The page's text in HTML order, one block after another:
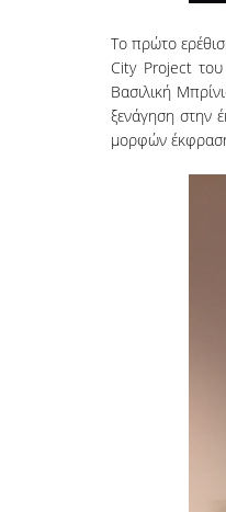
Το πρώτο
City Project
Βασιλική
ξενάγηση στην
μορφών